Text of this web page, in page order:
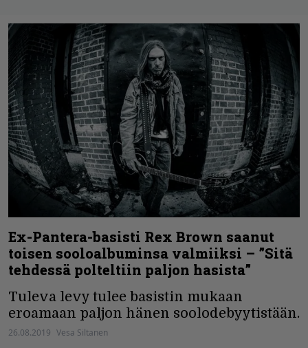
Ex-Pantera-basisti Rex Brown saanut
toisen sooloalbuminsa valmiiksi – ”Sitä
tehdessä polteltiin paljon hasista”
Tuleva levy tulee basistin mukaan
eroamaan paljon hänen soolodebyytistään.
26.08.2019 Vesa Siltanen